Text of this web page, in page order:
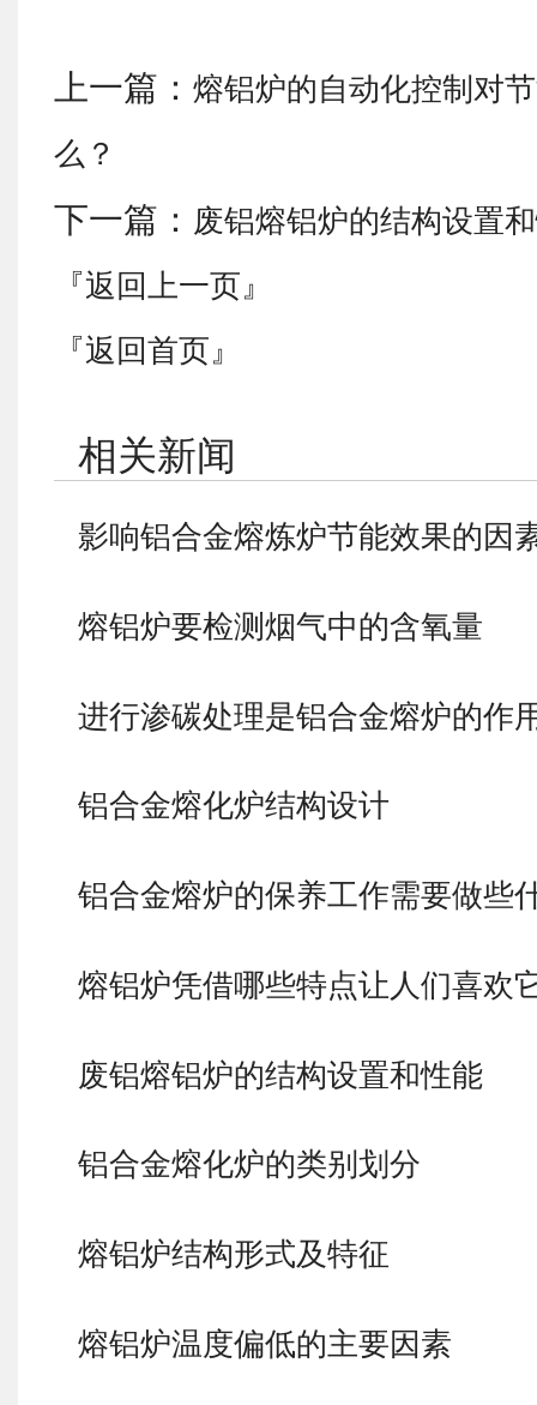
上一篇： 熔铝炉的自动化控制对
么？
下一篇： 废铝熔铝炉的结构设置
『返回上一页』
『返回首页』
相关新闻
影响铝合金熔炼炉节能效果的因
熔铝炉要检测烟气中的含氧量
进行渗碳处理是铝合金熔炉的作
铝合金熔化炉结构设计
铝合金熔炉的保养工作需要做些
熔铝炉凭借哪些特点让人们喜欢
废铝熔铝炉的结构设置和性能
铝合金熔化炉的类别划分
熔铝炉结构形式及特征
熔铝炉温度偏低的主要因素